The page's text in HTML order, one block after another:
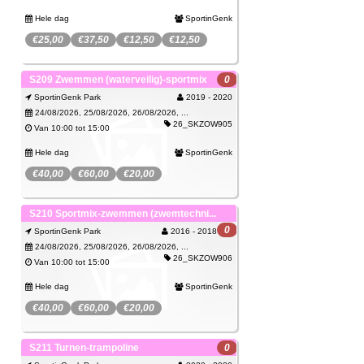
Hele dag SportinGenk
€25,00 €37,50 €12,50 €12,50
Kids Fun kinderopvang wordt voorzien voor wie zich
inschrijft voor de sportkampen.
Openingsuren: 's morgens van 7.30 tot 10.00 uur en
namiddag van 15.00 tot 18.00 uur.
S209 Zwemmen (waterveilig)-sportmix 0
SportinGenk Park
2019 - 2020
24/08/2026, 25/08/2026, 26/08/2026, ...
26_SKZOW905
Van 10:00 tot 15:00
Hele dag SportinGenk
€40,00 €60,00 €20,00
Spijtig, deze activiteit kan je niet meer
boeken.
Je kan je wel inschrijven op de wachtlijst.
SportinGenk Park
S210 Sportmix-zwemmen (zwemtechni...
0
SportinGenk Park
2016 - 2018
24/08/2026, 25/08/2026, 26/08/2026, ...
26_SKZOW906
Van 10:00 tot 15:00
Hele dag SportinGenk
€40,00 €60,00 €20,00
Spijtig, deze activiteit kan je niet meer
boeken.
SportinGenk Park
S211 Turnen-trampoline 0